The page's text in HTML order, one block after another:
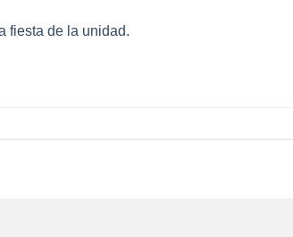
fiesta de la unidad.